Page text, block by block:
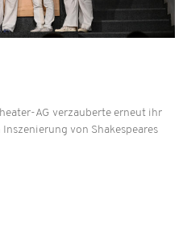
AG verzauberte erneut ihr
von Shakespeares